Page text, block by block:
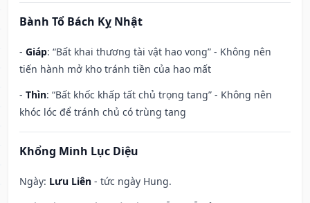
Bành Tổ Bách Kỵ Nhật
- Giáp: “Bất khai thương tài vật hao vong” - Không nên
tiến hành mở kho tránh tiền của hao mất
- Thìn: “Bất khốc khấp tất chủ trọng tang” - Không nên
khóc lóc để tránh chủ có trùng tang
Khổng Minh Lục Diệu
Ngày: Lưu Liên - tức ngày Hung.